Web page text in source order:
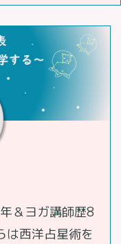
＆ヨガ講師歴8
西洋占星術を